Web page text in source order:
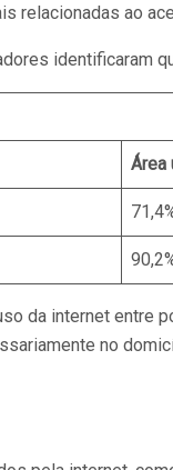
relacionadas ao
identificaram
Área
da internet entre
no